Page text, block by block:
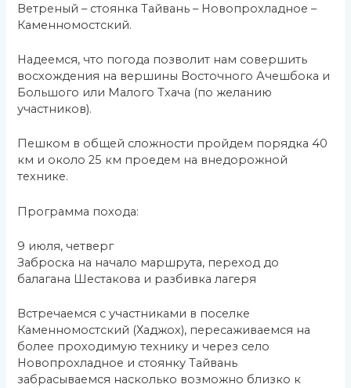
Ветреный – стоянка Тайвань – Новопрохладное –
Каменномостский.
Надеемся, что погода позволит нам совершить
восхождения на вершины Восточного Ачешбока и
Большого или Малого Тхача (по желанию
участников).
Пешком в общей сложности пройдем порядка 40
км и около 25 км проедем на внедорожной
технике.
Программа похода:
9 июля, четверг
Заброска на начало маршрута, переход до
балагана Шестакова и разбивка лагеря
Встречаемся с участниками в поселке
Каменномостский (Хаджох), пересаживаемся на
более проходимую технику и через село
Новопрохладное и стоянку Тайвань
забрасываемся насколько возможно близко к